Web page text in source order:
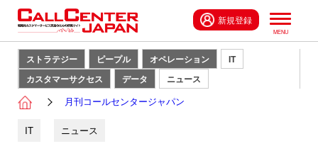
新規登録
ストラテジー ピープル オペレーション
IT
カスタマーサクセス
データ ニュース
月刊コールセンタージャパン
IT ニュース